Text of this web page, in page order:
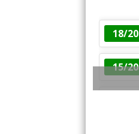
18/20
15/20